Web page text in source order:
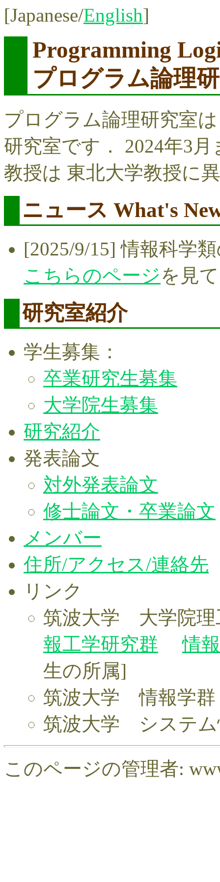
[Japanese/English]
Programming
プログラム論理
プログラム論理研究室
研究室です． 2024年3
教授は 東北大学教授に
ニュース What's
[2025/9/15] 情報科学
こちらのページを見
研究室紹介
学生募集：
卒業研究生募集
大学院生募集
研究紹介
発表論文
対外発表論文
修士論文・卒業論文
メンバー
住所/アクセス/連絡先
リンク
筑波大学 大学院理
報工学研究群
情
生の所属]
筑波大学 情報学群
筑波大学 システム
このページの管理者: